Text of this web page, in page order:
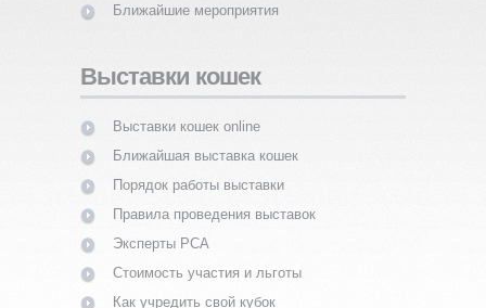
Ближайшие мероприятия
Выставки кошек
Выставки кошек online
Ближайшая выставка кошек
Порядок работы выставки
Правила проведения выставок
Эксперты PCA
Стоимость участия и льготы
Как учредить свой кубок